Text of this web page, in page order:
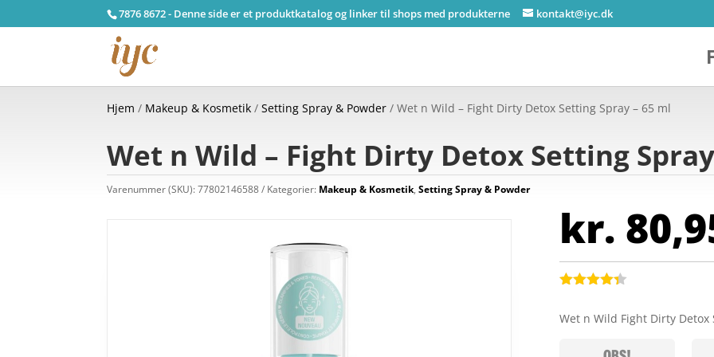
7876 8672 - Denne side er et produktkatalog og linker til shops med produkterne kontakt@iyc.dk
Hjem / Makeup & Kosmetik /Setting Spray & Powder / Wet n Wild – Fight Dirty Detox Setting Spray – 65 ml
Wet n Wild – Fight Dirty Detox Setting
Varenummer (SKU):77802146588 Kategorier: Makeup & Kosmetik,Setting Spray & Powder
kr.
ud af 5
Wet n Wild Fight Dirty